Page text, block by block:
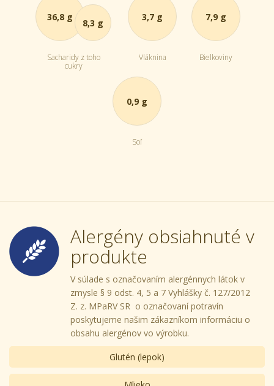
36,8 g
8,3 g
Sacharidy z toho
cukry
3,7 g
Vláknina
7,9 g
Bielkoviny
0,9 g
Soľ
Alergény obsiahnuté v
produkte
V súlade s označovaním alergénnych látok v
zmysle § 9 odst. 4, 5 a 7 Vyhlášky č. 127/2012
Z. z. MPaRV SR o označovaní potravín
poskytujeme našim zákazníkom informáciu o
obsahu alergénov vo výrobku.
Glutén (lepok)